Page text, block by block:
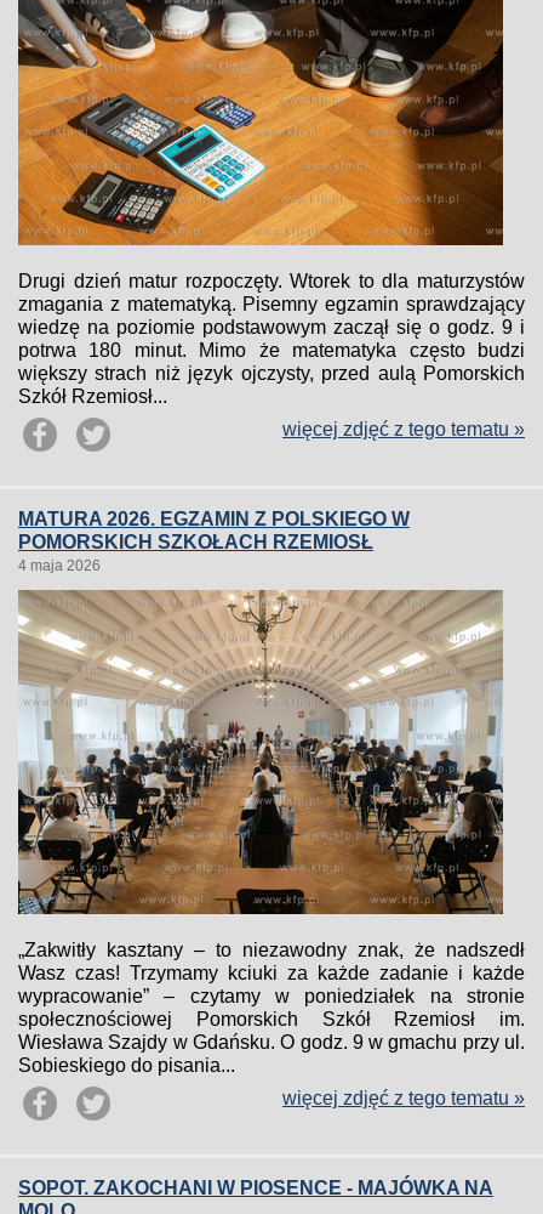
Drugi dzień matur rozpoczęty. Wtorek to dla maturzystów
zmagania z matematyką. Pisemny egzamin sprawdzający
wiedzę na poziomie podstawowym zaczął się o godz. 9 i
potrwa 180 minut. Mimo że matematyka często budzi
większy strach niż język ojczysty, przed aulą Pomorskich
Szkół Rzemiosł...
więcej zdjęć z tego tematu »
MATURA 2026. EGZAMIN Z POLSKIEGO W
POMORSKICH SZKOŁACH RZEMIOSŁ
4 maja 2026
„Zakwitły kasztany – to niezawodny znak, że nadszedł
Wasz czas! Trzymamy kciuki za każde zadanie i każde
wypracowanie” – czytamy w poniedziałek na stronie
społecznościowej Pomorskich Szkół Rzemiosł im.
Wiesława Szajdy w Gdańsku. O godz. 9 w gmachu przy ul.
Sobieskiego do pisania...
więcej zdjęć z tego tematu »
SOPOT. ZAKOCHANI W PIOSENCE - MAJÓWKA NA